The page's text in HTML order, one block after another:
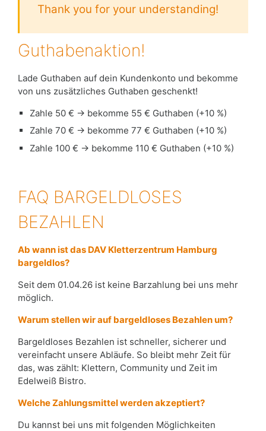
Thank you for your understanding!
Guthabenaktion!
Lade Guthaben auf dein Kundenkonto und bekomme
von uns zusätzliches Guthaben geschenkt!
Zahle 50 € → bekomme 55 € Guthaben (+10 %)
Zahle 70 € → bekomme 77 € Guthaben (+10 %)
Zahle 100 € → bekomme 110 € Guthaben (+10 %)
FAQ BARGELDLOSES
BEZAHLEN
Ab wann ist das DAV Kletterzentrum Hamburg
bargeldlos?
Seit dem 01.04.26 ist keine Barzahlung bei uns mehr
möglich.
Warum stellen wir auf bargeldloses Bezahlen um?
Bargeldloses Bezahlen ist schneller, sicherer und
vereinfacht unsere Abläufe. So bleibt mehr Zeit für
das, was zählt: Klettern, Community und Zeit im
Edelweiß Bistro.
Welche Zahlungsmittel werden akzeptiert?
Du kannst bei uns mit folgenden Möglichkeiten